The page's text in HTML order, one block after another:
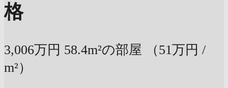
格
3,006万円 58.4m²の部屋
（51万円 /
m²）